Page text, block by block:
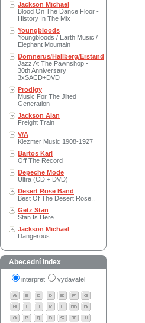
Jackson Michael
Blood On The Dance Floor -
History In The Mix
Youngbloods
Youngbloods / Earth Music /
Elephant Mountain
Domnerus/Hallberg/Erstand
Jazz At The Pawnshop -
30th Anniversary
3xSACD+DVD
Prodigy
Music For The Jilted
Generation
Jackson Alan
Freight Train
V/A
Klezmer Music 1908-1927
Bartos Karl
Off The Record
Depeche Mode
Ultra (CD + DVD)
Desert Rose Band
Best Of The Desert Rose..
Getz Stan
Stan Is Here
Jackson Michael
Dangerous
Abecední index
interpret vydavatel